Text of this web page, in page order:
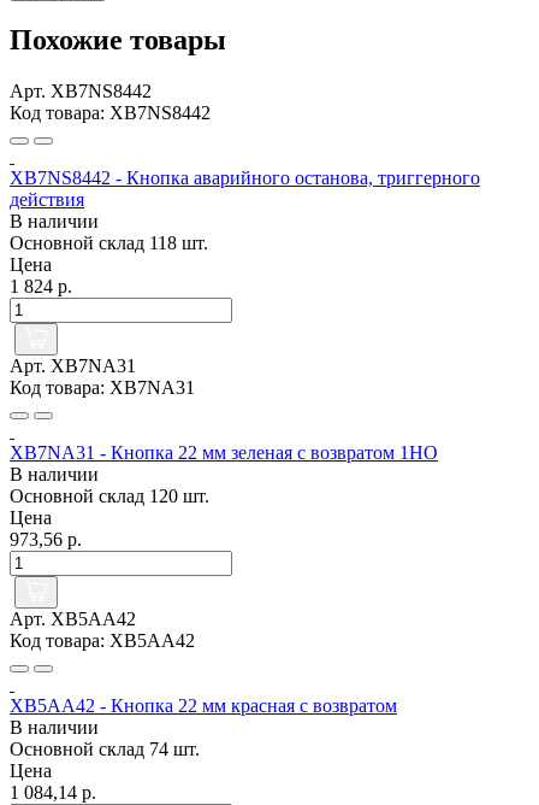
Похожие товары
Арт. XB7NS8442
Код товара: XB7NS8442
XB7NS8442 - Кнопка аварийного останова, триггерного
действия
В наличии
Основной склад 118 шт.
Цена
1 824 р.
Арт. XB7NA31
Код товара: XB7NA31
XB7NA31 - Кнопка 22 мм зеленая с возвратом 1НО
В наличии
Основной склад 120 шт.
Цена
973,56 р.
Арт. XB5AA42
Код товара: XB5AA42
XB5AA42 - Кнопка 22 мм красная с возвратом
В наличии
Основной склад 74 шт.
Цена
1 084,14 р.